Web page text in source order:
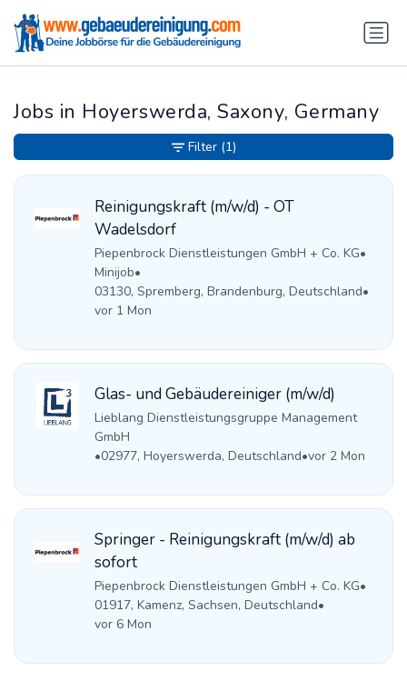
Jobs in Hoyerswerda, Saxony, Germany
Reinigungskraft (m/w/d) - OT
Wadelsdorf
Piepenbrock Dienstleistungen GmbH + Co. KG•
Minijob•
03130, Spremberg, Brandenburg, Deutschland•
vor 1 Mon
Glas- und Gebäudereiniger (m/w/d)
Lieblang Dienstleistungsgruppe Management
GmbH
•02977, Hoyerswerda, Deutschland•vor 2 Mon
Springer - Reinigungskraft (m/w/d) ab
sofort
Piepenbrock Dienstleistungen GmbH + Co. KG•
01917, Kamenz, Sachsen, Deutschland•
vor 6 Mon
Filter (1)